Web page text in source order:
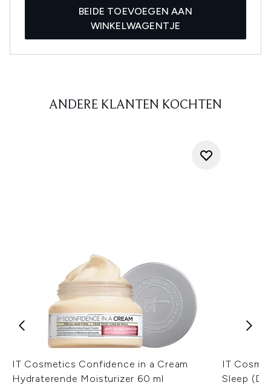
BEIDE TOEVOEGEN AAN
WINKELWAGENTJE
ANDERE KLANTEN KOCHTEN
IT Cosmetics Confidence in a Cream
Hydraterende Moisturizer 60 ml
IT
Sleep